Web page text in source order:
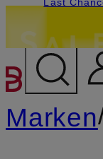
ZUM
Marken